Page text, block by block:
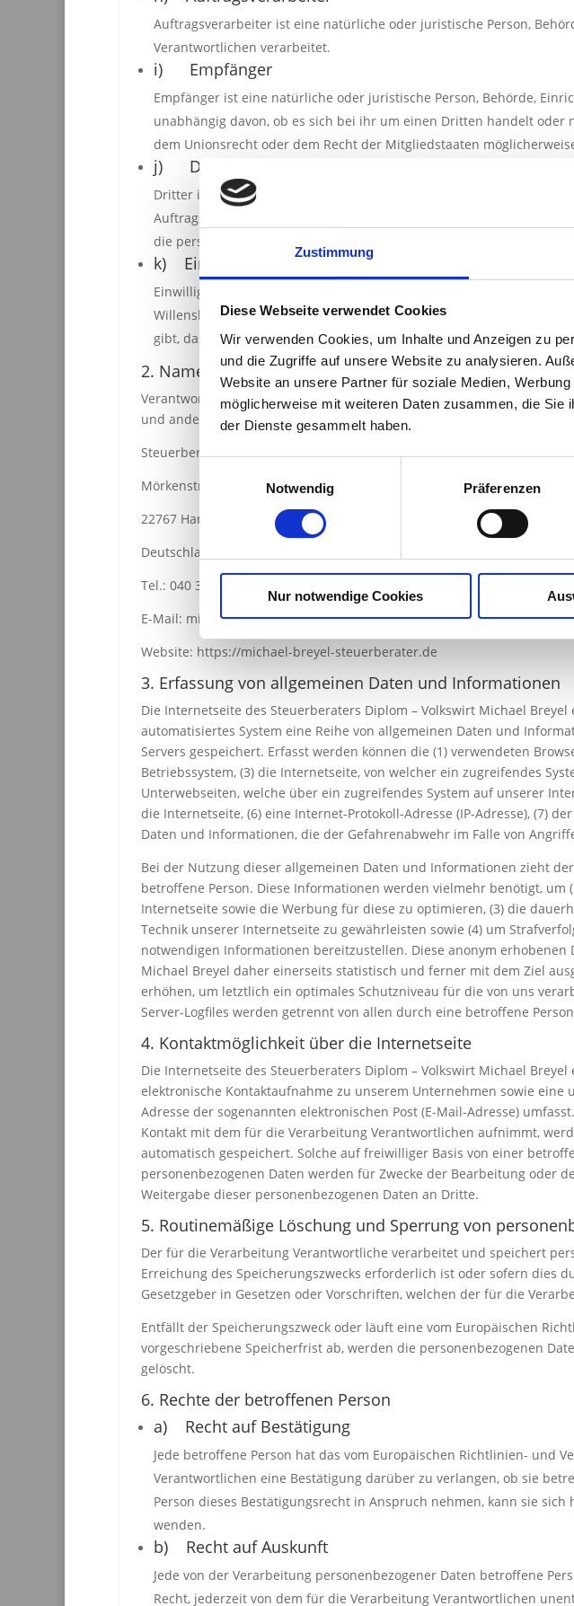
Zustimmung
Diese Webseite verwendet Cookies
Wir verwenden Cookies, um Inhalte und Anzeigen zu
und die Zugriffe auf unsere Website zu analysieren.
Website an unsere Partner für soziale Medien,
möglicherweise mit weiteren Daten zusammen, die
der Dienste gesammelt haben.
Notwendig
Präferenzen
Nur notwendige Cookies
Auftragsverarbeiter ist eine natürliche oder juristische Person,
Verantwortlichen verarbeitet.
i) Empfänger
Empfänger ist eine natürliche oder juristische Person, Behörde,
unabhängig davon, ob es sich bei ihr um einen Dritten handelt
dem Unionsrecht oder dem Recht der Mitgliedstaaten
j) Dritter
Dritter ist eine natürliche oder juristische Person, Behörde,
Auftragsverarbeiter und den Personen, die unter der
die personenbezogenen Daten zu verarbeiten.
k) Einwilligung
Einwilligung ist jede von der betroffenen Person freiwillig für den
Willensbekundung in Form einer Erklärung oder einer sonstigen
gibt, dass sie mit der Verarbeitung der sie betreffenden
2. Name und Anschrift des für die Verarbeitung
Verantwortlicher im Sinne der Datenschutz-Grundverordnung,
und anderer Bestimmungen mit datenschutzrechtlichem Charakter ist
Steuerberater Diplom – Volkswirt Michael Breyel
Mörkenstraße 5
22767 Hamburg
Deutschland
Tel.: 040 39902170
E-Mail: michaelbreyel@michael-breyel-steuerberater.de
Website: https://michael-breyel-steuerberater.de
3. Erfassung von allgemeinen Daten und Informationen
Die Internetseite des Steuerberaters Diplom – Volkswirt Michael
automatisiertes System eine Reihe von allgemeinen Daten und
Servers gespeichert. Erfasst werden können die (1) verwendeten
Betriebssystem, (3) die Internetseite, von welcher ein zugreifendes
Unterwebseiten, welche über ein zugreifendes System auf unserer
die Internetseite, (6) eine Internet-Protokoll-Adresse (IP-Adresse), (7)
Daten und Informationen, die der Gefahrenabwehr im Falle von
Bei der Nutzung dieser allgemeinen Daten und Informationen zieht
betroffene Person. Diese Informationen werden vielmehr benötigt,
Internetseite sowie die Werbung für diese zu optimieren, (3) die
Technik unserer Internetseite zu gewährleisten sowie (4) um
notwendigen Informationen bereitzustellen. Diese anonym
Michael Breyel daher einerseits statistisch und ferner mit dem Ziel
erhöhen, um letztlich ein optimales Schutzniveau für die von uns
Server-Logfiles werden getrennt von allen durch eine betroffene
4. Kontaktmöglichkeit über die Internetseite
Die Internetseite des Steuerberaters Diplom – Volkswirt Michael
elektronische Kontaktaufnahme zu unserem Unternehmen sowie
Adresse der sogenannten elektronischen Post (E-Mail-Adresse)
Kontakt mit dem für die Verarbeitung Verantwortlichen aufnimmt,
automatisch gespeichert. Solche auf freiwilliger Basis von einer
personenbezogenen Daten werden für Zwecke der Bearbeitung oder
Weitergabe dieser personenbezogenen Daten an Dritte.
5. Routinemäßige Löschung und Sperrung von
Der für die Verarbeitung Verantwortliche verarbeitet und speichert
Erreichung des Speicherungszwecks erforderlich ist oder sofern dies
Gesetzgeber in Gesetzen oder Vorschriften, welchen der für die
Entfällt der Speicherungszweck oder läuft eine vom Europäischen
vorgeschriebene Speicherfrist ab, werden die personenbezogenen
gelöscht.
6. Rechte der betroffenen Person
a) Recht auf Bestätigung
Jede betroffene Person hat das vom Europäischen Richtlinien- und
Verantwortlichen eine Bestätigung darüber zu verlangen, ob sie
Person dieses Bestätigungsrecht in Anspruch nehmen, kann sie
wenden.
b) Recht auf Auskunft
Jede von der Verarbeitung personenbezogener Daten betroffene
Recht, jederzeit von dem für die Verarbeitung Verantwortlichen